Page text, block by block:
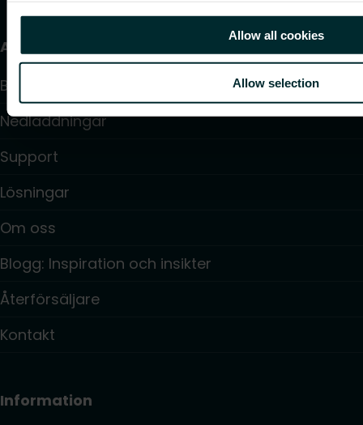
Allow all cookies
Allow selection
Användbara länkar
Beräkningsprogram
Nedladdningar
Support
Lösningar
Om oss
Blogg: Inspiration och insikter
Återförsäljare
Kontakt
Information